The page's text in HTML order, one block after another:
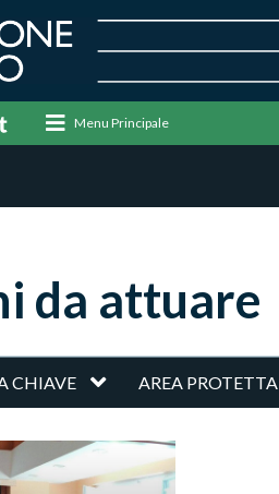
Menu Principale
da attuare
CHIAVE AREA PROTETTA